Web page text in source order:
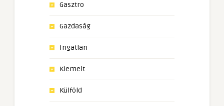
Gasztro
Gazdaság
Ingatlan
Kiemelt
Külföld